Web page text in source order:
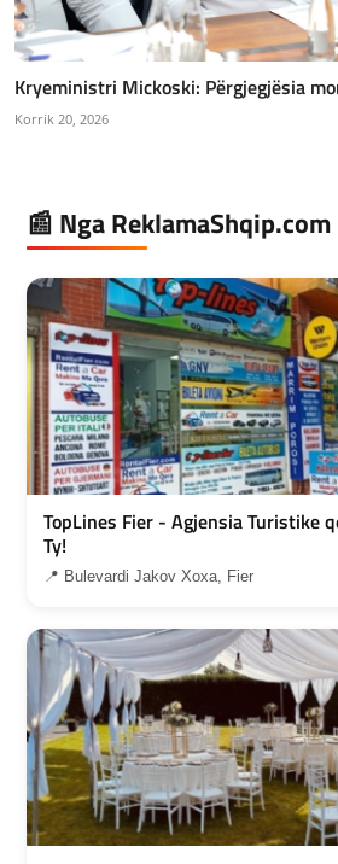
Kryeministri Mickoski: Përgjegjësia
Korrik 20, 2026
📰 Nga ReklamaShqip.com
TopLines Fier - Agjensia Turistike
Ty!
📍 Bulevardi Jakov Xoxa, Fier